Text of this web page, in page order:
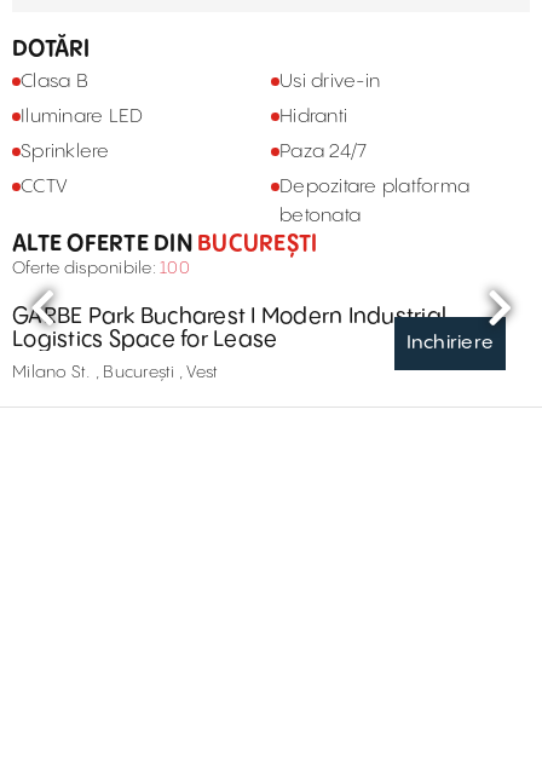
DOTĂRI
Clasa B
Usi drive-in
Iluminare LED
Hidranti
Sprinklere
Paza 24/7
CCTV
Depozitare platforma
betonata
ALTE OFERTE DINBUCUREȘTI
Oferte disponibile: 100
Inchiriere
GARBE Park Bucharest I Modern Industrial
Logistics Space for Lease
Milano St. , București , Vest